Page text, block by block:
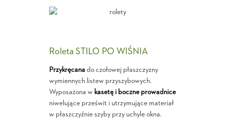
Roleta STILO PO WIŚNIA
Przykręcanado czołowej płaszczyzny
wymiennych listew przyszybowych.
Wyposażona w kasetę i boczne prowadnice
niwelujące prześwit i utrzymujące materiał
w płaszczyźnie szyby przy uchyle okna.